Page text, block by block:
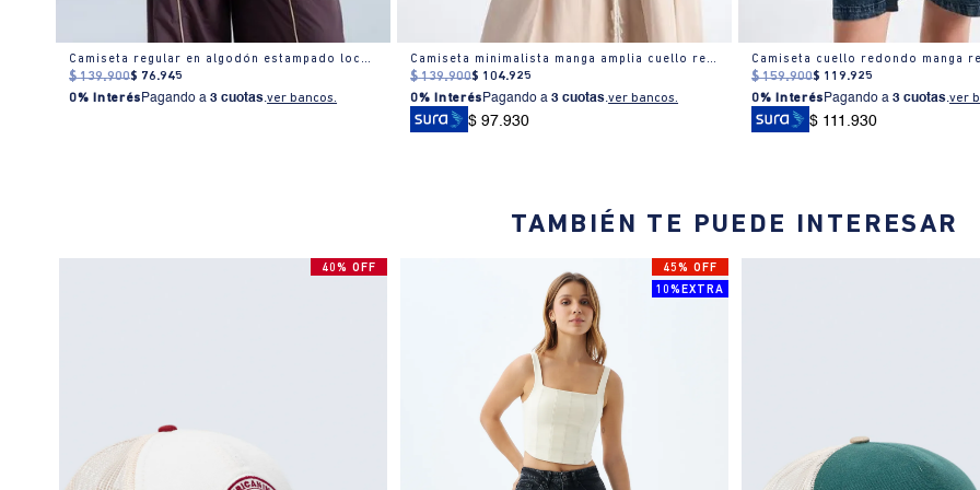
Camiseta regular en algodón estampado localizado
$ 139.900$ 76.945
0% Interés Pagando a3 cuotas.ver bancos.
Camiseta minimalista manga amplia cuello redondo para mujer
$ 139.900$ 104.925
0% Interés Pagando a3 cuotas.ver bancos.
$ 97.930
$ 159.900$ 119.925
0% Interés Pagando a3 cuotas.ver
$ 111.930
TAMBIÉN TE PUEDE INTERESAR
40% OFF
45% OFF
10%EXTRA